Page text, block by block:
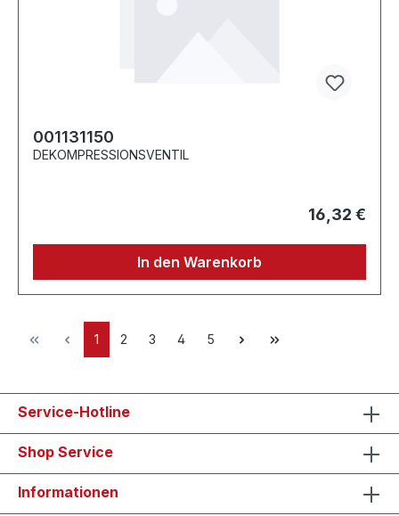
001131150
DEKOMPRESSIONSVENTIL
16,32 €
In den Warenkorb
1 2 3 4 5
Service-Hotline
Shop Service
Informationen